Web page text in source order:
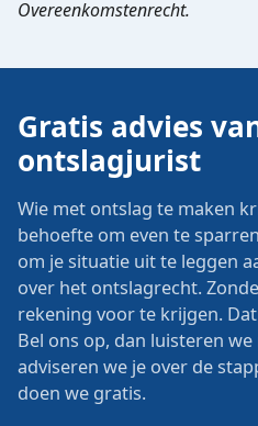
Overeenkomstenrecht.
Gratis advies
ontslagjurist
Wie met ontslag te maken
behoefte om even te
om je situatie uit te leggen
over het ontslagrecht.
rekening voor te krijgen.
Bel ons op, dan luisteren
adviseren we je over de
doen we gratis.